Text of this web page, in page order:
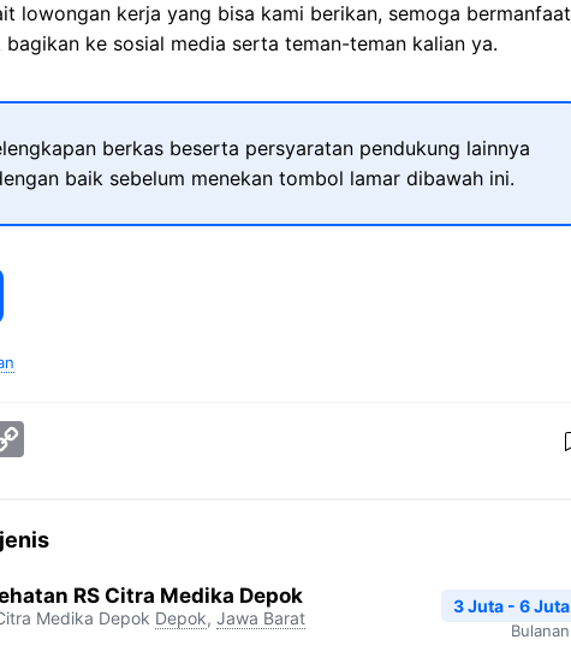
lowongan kerja yang bisa kami berikan, semoga bermanfaat
ke sosial media serta teman-teman kalian ya.
berkas beserta persyaratan pendukung lainnya
baik sebelum menekan tombol lamar dibawah ini.
y
i
RS Citra Medika Depok
Medika Depok Depok, Jawa Barat
3 Juta - 6 Juta
Bulanan